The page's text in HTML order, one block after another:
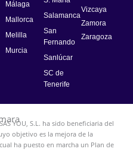
Málaga
Mallorca
Melilla
Murcia
Salamanca
San
Fernando
Sanlúcar
SC de
Tenerife
Vizcaya
Zamora
Zaragoza
YOU, S.L. ha sido beneficiaria del
objetivo es la mejora de la
ha puesto en marcha un Plan de